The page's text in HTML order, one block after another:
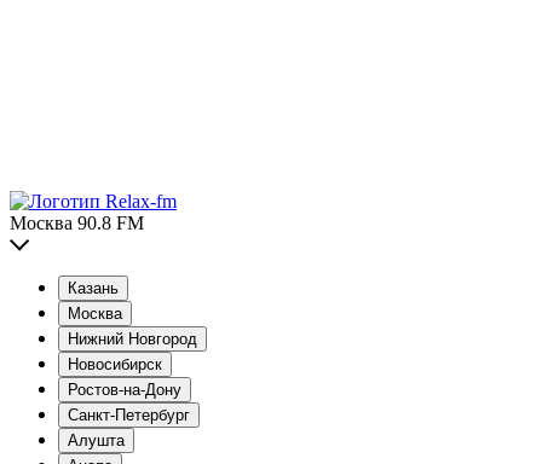
Москва 90.8 FM
Казань
Москва
Нижний Новгород
Новосибирск
Ростов-на-Дону
Санкт-Петербург
Алушта